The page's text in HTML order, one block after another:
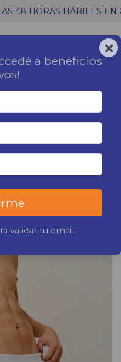
HÁBILES EN CABA Y
CARRITO
0
×
a beneficios
validar tu email.